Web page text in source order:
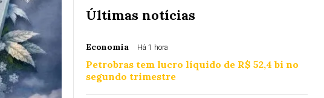
Últimas notícias
Economia Há 1 hora
Petrobras tem lucro líquido de R$ 52,4 bi no
segundo trimestre